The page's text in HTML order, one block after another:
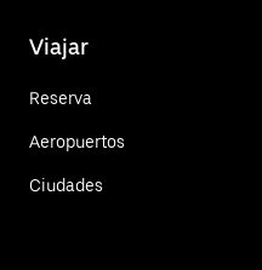
Viajar
Reserva
Aeropuertos
Ciudades